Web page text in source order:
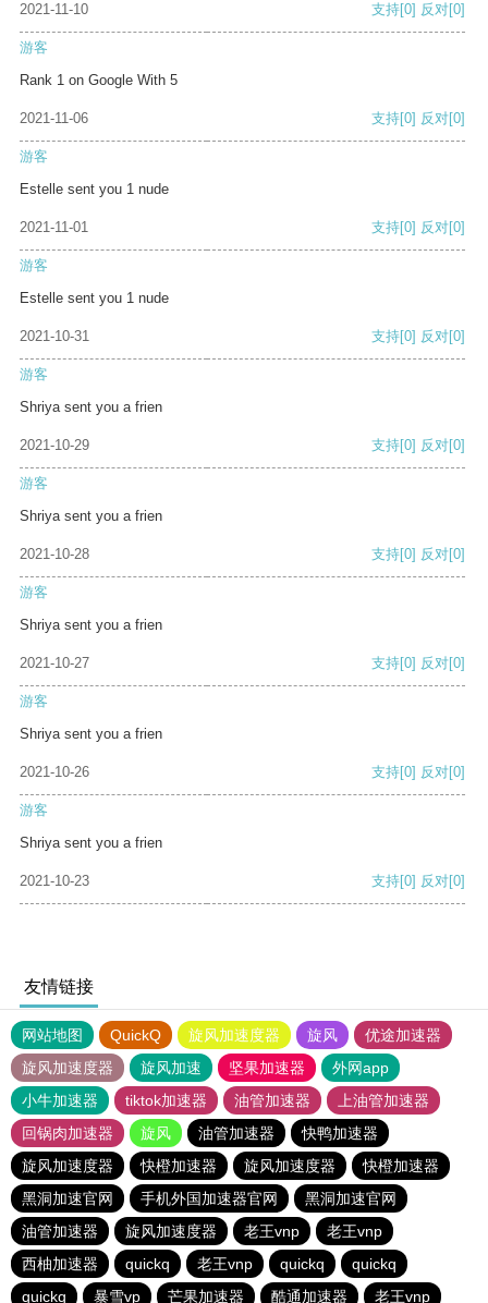
2021-11-10 支持[0] 反对[0]
游客
Rank 1 on Google With 5
2021-11-06 支持[0] 反对[0]
游客
Estelle sent you 1 nude
2021-11-01 支持[0] 反对[0]
游客
Estelle sent you 1 nude
2021-10-31 支持[0] 反对[0]
游客
Shriya sent you a frien
2021-10-29 支持[0] 反对[0]
游客
Shriya sent you a frien
2021-10-28 支持[0] 反对[0]
游客
Shriya sent you a frien
2021-10-27 支持[0] 反对[0]
游客
Shriya sent you a frien
2021-10-26 支持[0] 反对[0]
游客
Shriya sent you a frien
2021-10-23 支持[0] 反对[0]
友情链接
网站地图 QuickQ 旋风加速度器 旋风
优途加速器
旋风加速度器
旋风加速 坚果加速器
外网app
小牛加速器
tiktok加速器 油管加速器
上油管加速器
回锅肉加速器
旋风 油管加速器
快鸭加速器
旋风加速度器
快橙加速器 旋风加速度器
快橙加速器
黑洞加速官网
手机外国加速器官网
黑洞加速官网
油管加速器
旋风加速度器 老王vnp
老王vnp
西柚加速器
quickq 老王vnp quickq
quickq
quickq
暴雪vp 芒果加速器 酷通加速器 老王vnp